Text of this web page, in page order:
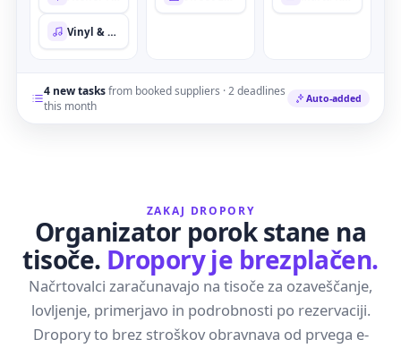
Vinyl & Vows
4 new tasksfrom booked suppliers · 2 deadlines
this month
Auto-added
ZAKAJ DROPORY
Organizator porok stane na
tisoče. Dropory je brezplačen.
Načrtovalci zaračunavajo na tisoče za ozaveščanje,
lovljenje, primerjavo in podrobnosti po rezervaciji.
Dropory to brez stroškov obravnava od prvega e-